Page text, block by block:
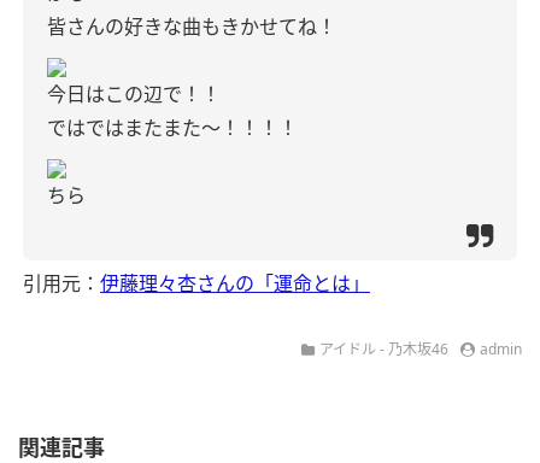
皆さんの好きな曲もきかせてね！
今日はこの辺で！！
ではではまたまた〜！！！！
ちら
引用元： 伊藤理々杏さんの「運命とは」
アイドル - 乃木坂46 admin
関連記事